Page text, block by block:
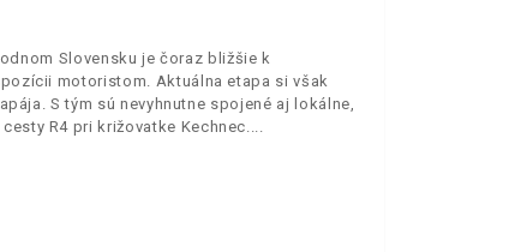
Slovensku je čoraz bližšie k
motoristom. Aktuálna etapa si však
S tým sú nevyhnutne spojené aj lokálne,
R4 pri križovatke Kechnec.